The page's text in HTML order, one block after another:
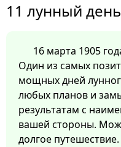
11 лунный
16 марта 1905
Один из самых
мощных дней
любых планов и
результатам с
вашей стороны.
долгое путешествие.